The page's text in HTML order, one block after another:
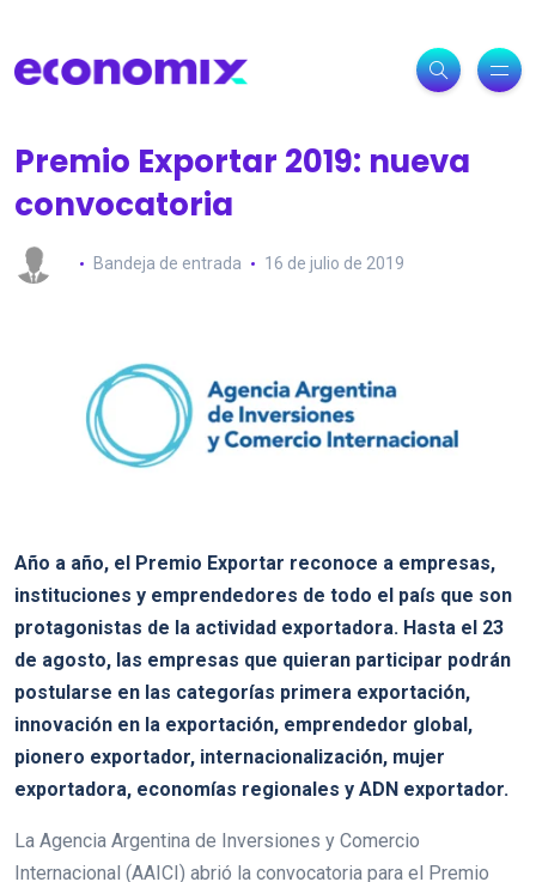
Premio Exportar 2019: nueva
convocatoria
Bandeja de entrada 16 de julio de 2019
Año a año, el Premio Exportar reconoce a empresas,
instituciones y emprendedores de todo el país que son
protagonistas de la actividad exportadora. Hasta el 23
de agosto, las empresas que quieran participar podrán
postularse en las categorías primera exportación,
innovación en la exportación, emprendedor global,
pionero exportador, internacionalización, mujer
exportadora, economías regionales y ADN exportador.
La Agencia Argentina de Inversiones y Comercio
Internacional (AAICI) abrió la convocatoria para el Premio